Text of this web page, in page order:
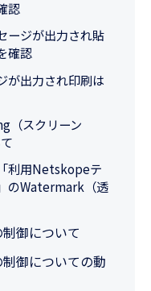
認
ージが出力され貼
確認
が出力され印刷は
（スクリーン
利用Netskopeテ
のWatermark（透
御について
御についての動